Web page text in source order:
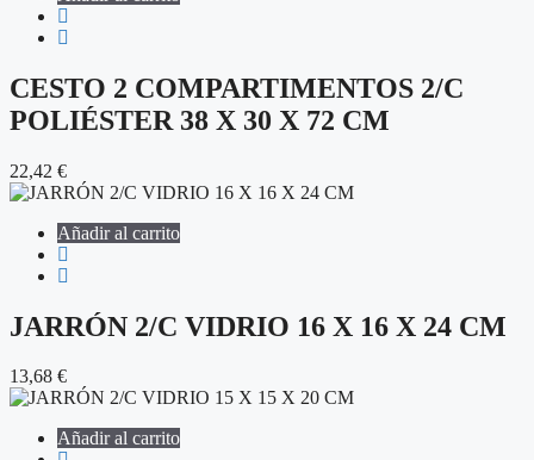
CESTO 2 COMPARTIMENTOS 2/C
POLIÉSTER 38 X 30 X 72 CM
22,42 €
Añadir al carrito
JARRÓN 2/C VIDRIO 16 X 16 X 24 CM
13,68 €
Añadir al carrito